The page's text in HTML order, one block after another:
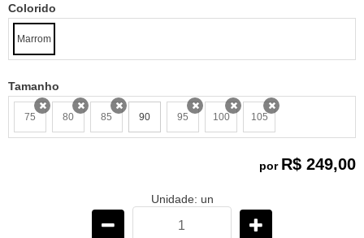
Colorido
Marrom
Tamanho
75x 80x 85x 90 95x 100
x 105
x
por R$ 249,00
Unidade: un